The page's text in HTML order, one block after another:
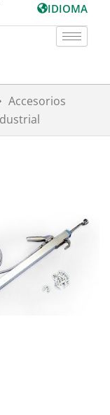
IDIOMA
Accesorios